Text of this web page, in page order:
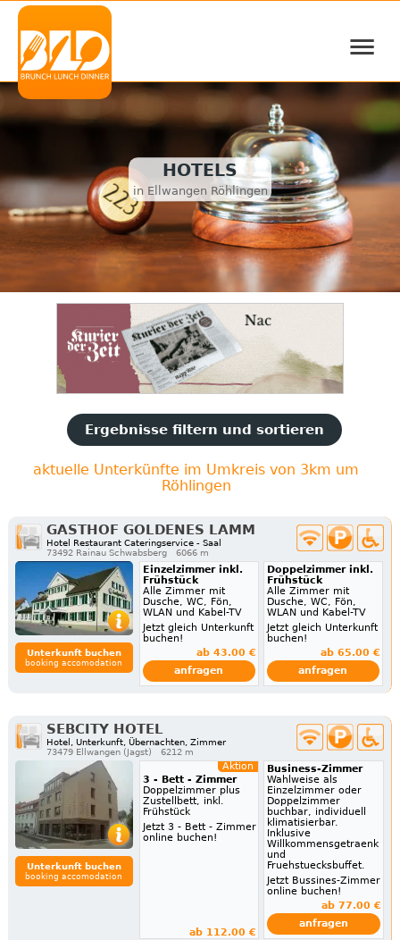
≡
HOTELS
in Ellwangen Röhlingen
Ergebnisse filtern und sortieren
aktuelle Unterkünfte im Umkreis von 3km um
Röhlingen
GASTHOF GOLDENES LAMM
Hotel Restaurant Cateringservice - Saal
73492 Rainau Schwabsberg
6066 m
Unterkunft buchen
booking accomodation
Einzelzimmer inkl.
Frühstück
Alle Zimmer mit
Dusche, WC, Fön,
WLAN und Kabel-TV
Jetzt gleich Unterkunft
buchen!
ab 43.00 €
anfragen
Doppelzimmer inkl.
Frühstück
Alle Zimmer mit
Dusche, WC, Fön,
WLAN und Kabel-TV
Jetzt gleich Unterkunft
buchen!
ab 65.00 €
anfragen
SEBCITY HOTEL
Hotel, Unterkunft, Übernachten, Zimmer
73479 Ellwangen (Jagst)
6212 m
Unterkunft buchen
booking accomodation
Aktion
3 - Bett - Zimmer
Doppelzimmer plus
Zustellbett, inkl.
Frühstück
Jetzt 3 - Bett - Zimmer
online buchen!
ab 112.00 €
Business-Zimmer
Wahlweise als
Einzelzimmer oder
Doppelzimmer
buchbar, individuell
klimatisierbar.
Inklusive
Willkommensgetraenk
und
Fruehstuecksbuffet.
Jetzt Bussines-Zimmer
online buchen!
ab 77.00 €
anfragen